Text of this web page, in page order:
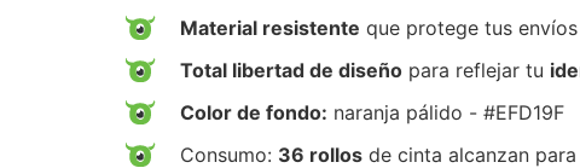
Material resistente que protege tus
Total libertad de diseño para reflejar tu
Color de fondo: naranja pálido - #EFD19F
Consumo: 36 rollos de cinta alcanzan